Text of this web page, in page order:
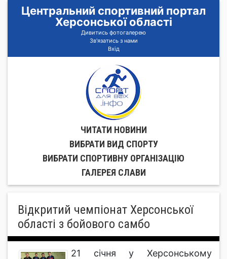
Центральний спортивний портал
Херсонської області
Дивитись фотогалерею
Зв'язатись з нами
Вхід
ЧИТАТИ НОВИНИ
ВИБРАТИ ВИД СПОРТУ
ВИБРАТИ СПОРТИВНУ ОРГАНIЗАЦIЮ
ГАЛЕРЕЯ СЛАВИ
Відкритий чемпіонат Херсонської
області з бойового самбо
21 січня у Херсонському